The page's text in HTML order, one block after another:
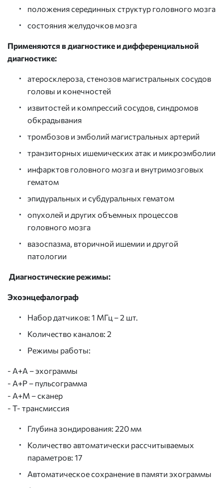
положения серединных структур головного мозга
состояния желудочков мозга
Применяются в диагностике и дифференциальной
диагностике:
атеросклероза, стенозов магистральных сосудов
головы и конечностей
извитостей и компрессий сосудов, синдромов
обкрадывания
тромбозов и эмболий магистральных артерий
транзиторных ишемических атак и микроэмболии
инфарктов головного мозга и внутримозговых
гематом
эпидуральных и субдуральных гематом
опухолей и других объемных процессов
головного мозга
вазоспазма, вторичной ишемии и другой
патологии
Диагностические режимы:
Эхоэнцефалограф
Набор датчиков: 1 МГц – 2 шт.
Количество каналов: 2
Режимы работы:
- А+А – эхограммы
- А+Р – пульсограмма
- А+М – сканер
- Т- трансмиссия
Глубина зондирования: 220 мм
Количество автоматически рассчитываемых
параметров: 17
Автоматическое сохранение в памяти эхограммы